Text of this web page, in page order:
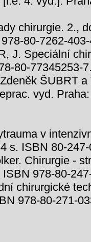
chirurgie. 2.,
80-7262-
J. Speciální
80-77345253-
ŠUBRT
vyd.
v
s. ISBN 80-
Chirurgie -
978-80-
chirurgické
978-80-271-